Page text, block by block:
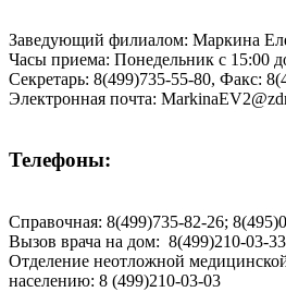
Заведующий филиалом: Маркина
Часы приема: Понедельник с 15:00
Секретарь: 8(499)735-55-80, Факс:
Электронная почта:
Телефоны:
Справочная: 8(499)735-82-26;
Вызов врача на дом: 8(499)210-03-33
Отделение неотложной
населению: 8 (499)210-03-03